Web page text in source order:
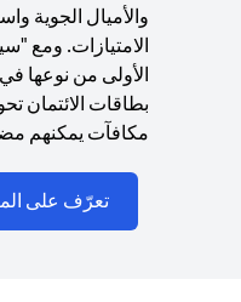
والأميال الجوية
الامتيازات. ومع
الأولى من نوعها
بطاقات الائتمان
مكافآت يمكنهم
تعرّف على